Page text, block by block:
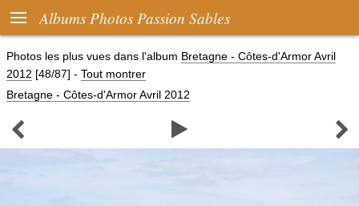
 Albums Photos Passion Sables
Photos les plus vues dans l'album Bretagne - Côtes-d'Armor Avril
2012 [48/87] - Tout montrer
Bretagne - Côtes-d'Armor Avril 2012
  